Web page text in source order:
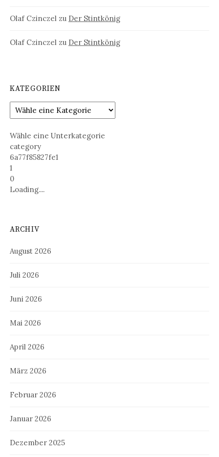
Olaf Czinczel zu Der Stintkönig
Olaf Czinczel zu Der Stintkönig
KATEGORIEN
Wähle eine Unterkategorie
category
6a77f85827fe1
1
0
Loading....
ARCHIV
August 2026
Juli 2026
Juni 2026
Mai 2026
April 2026
März 2026
Februar 2026
Januar 2026
Dezember 2025